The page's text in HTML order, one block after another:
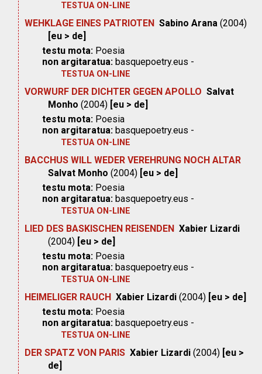
TESTUA ON-LINE
WEHKLAGE EINES PATRIOTEN Sabino Arana (2004)
[eu > de]
testu mota: Poesia
non argitaratua: basquepoetry.eus -
TESTUA ON-LINE
VORWURF DER DICHTER GEGEN APOLLO Salvat
Monho (2004) [eu > de]
testu mota: Poesia
non argitaratua: basquepoetry.eus -
TESTUA ON-LINE
BACCHUS WILL WEDER VEREHRUNG NOCH ALTAR
Salvat Monho (2004) [eu > de]
testu mota: Poesia
non argitaratua: basquepoetry.eus -
TESTUA ON-LINE
LIED DES BASKISCHEN REISENDEN Xabier Lizardi
(2004) [eu > de]
testu mota: Poesia
non argitaratua: basquepoetry.eus -
TESTUA ON-LINE
HEIMELIGER RAUCH Xabier Lizardi (2004) [eu > de]
testu mota: Poesia
non argitaratua: basquepoetry.eus -
TESTUA ON-LINE
DER SPATZ VON PARIS Xabier Lizardi (2004) [eu >
de]